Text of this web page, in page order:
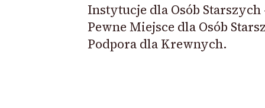
Instytucje dla Osób Starszych
Pewne Miejsce dla Osób
Podpora dla Krewnych.